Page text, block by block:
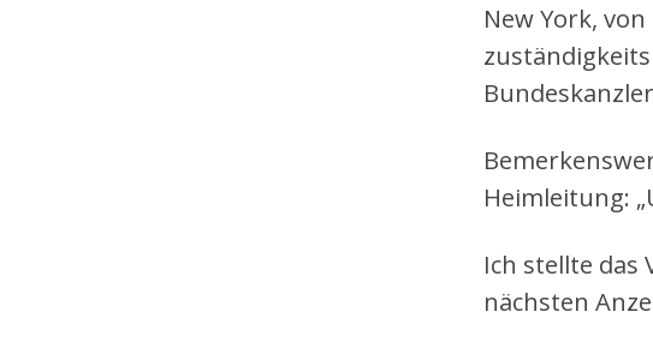
New York,
Heimleitung:
Ich stellte das
nächsten